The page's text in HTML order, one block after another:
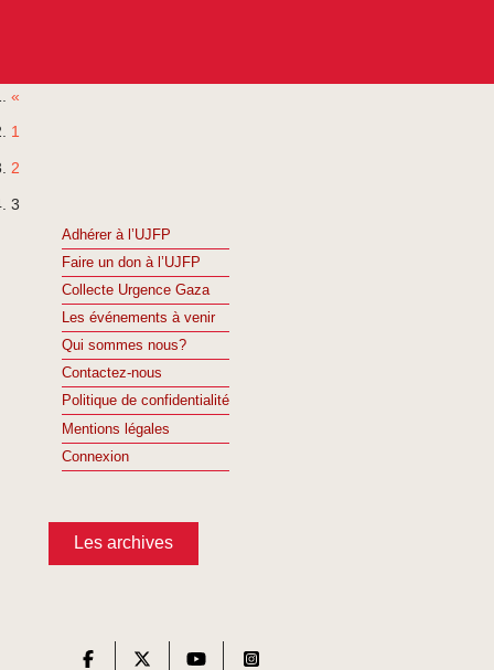
«
1
2
3
Adhérer à l’UJFP
Faire un don à l’UJFP
Collecte Urgence Gaza
Les événements à venir
Qui sommes nous?
Contactez-nous
Politique de confidentialité
Mentions légales
Connexion
Les archives